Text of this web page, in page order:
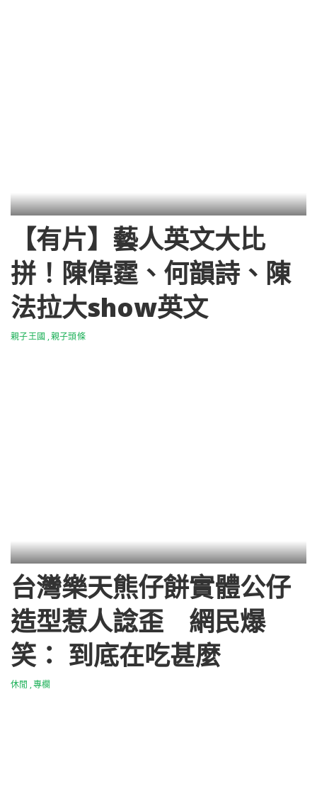
【有片】藝人英文大比
拼！陳偉霆、何韻詩、陳
法拉大show英文
親子王國 親子頭條
台灣樂天熊仔餅實體公仔
造型惹人諗歪 網民爆
笑： 到底在吃甚麼
休閒 專欄